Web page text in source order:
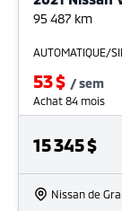
95 487 km
AUTOMATIQUE/
53$ /sem
Achat 84 mois
15 345$
Nissan de